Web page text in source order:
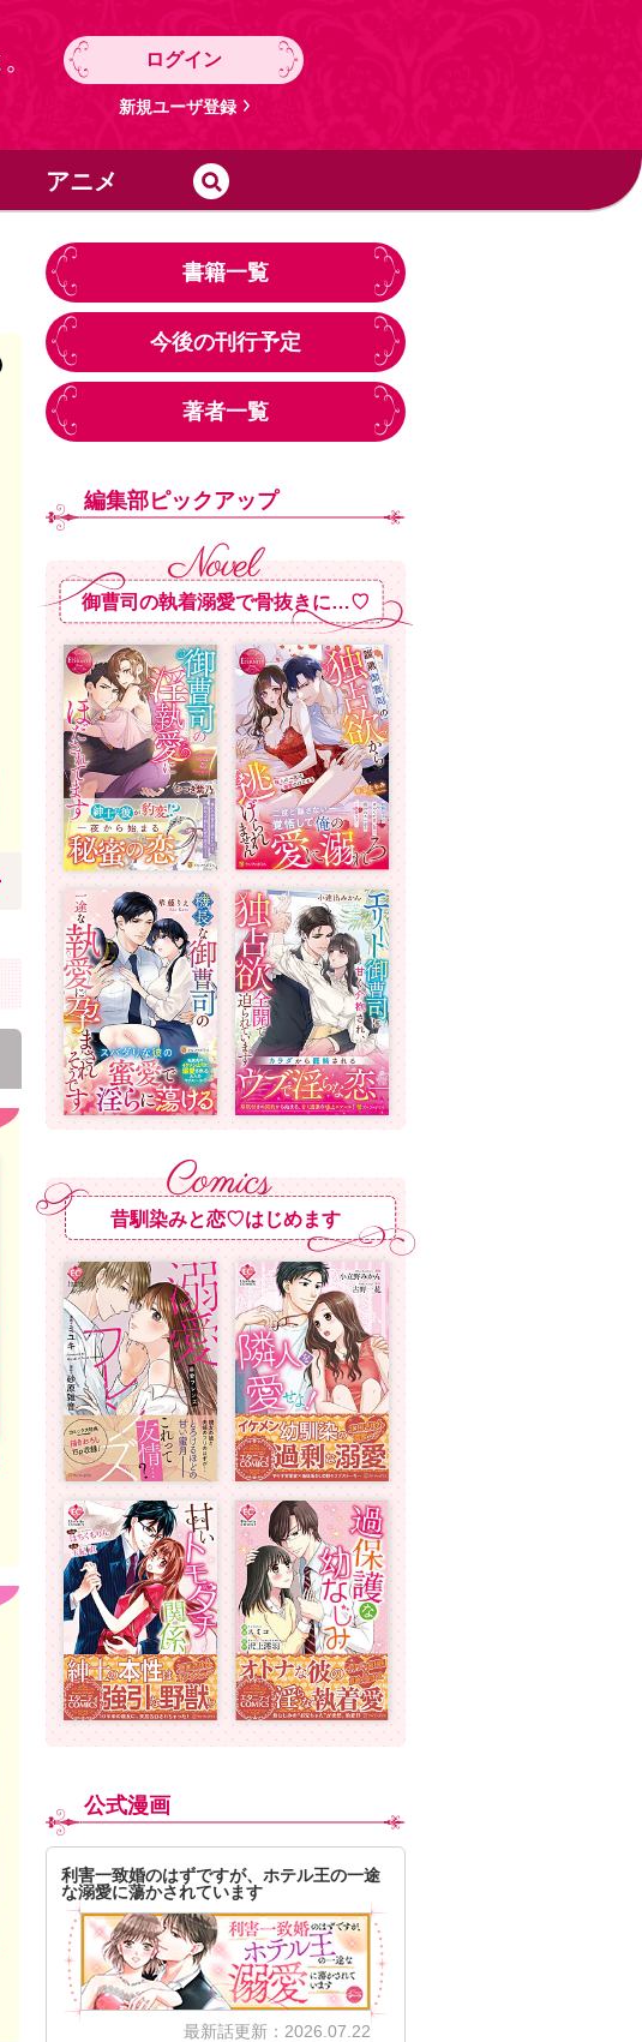
ログイン
新規ユーザ登録
アニメ
書籍一覧
今後の刊行予定
著者一覧
編集部ピックアップ
御曹司の執着溺愛で骨抜きに…♡
昔馴染みと恋♡はじめます
公式漫画
利害一致婚のはずですが、ホテル王の一途
な溺愛に蕩かされています
最新話更新：2026.07.22